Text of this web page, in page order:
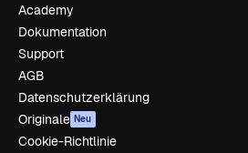
Academy
Dokumentation
Support
AGB
Datenschutzerklärung
Originale Neu
Cookie-Richtlinie